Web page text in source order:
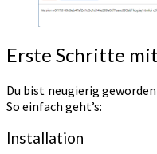
Erste Schritte
Du bist neugierig
So einfach geht’s:
Installation